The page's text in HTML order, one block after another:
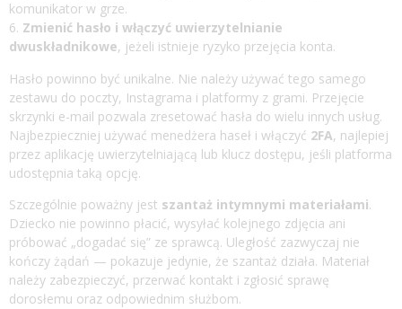
komunikator w grze.
Zmienić hasło i włączyć uwierzytelnianie
dwuskładnikowe, jeżeli istnieje ryzyko przejęcia konta.
Hasło powinno być unikalne. Nie należy używać tego samego
zestawu do poczty, Instagrama i platformy z grami. Przejęcie
skrzynki e-mail pozwala zresetować hasła do wielu innych usług.
Najbezpieczniej używać menedżera haseł i włączyć 2FA, najlepiej
przez aplikację uwierzytelniającą lub klucz dostępu, jeśli platforma
udostępnia taką opcję.
Szczególnie poważny jest szantaż intymnymi materiałami.
Dziecko nie powinno płacić, wysyłać kolejnego zdjęcia ani
próbować „dogadać się” ze sprawcą. Uległość zazwyczaj nie
kończy żądań — pokazuje jedynie, że szantaż działa. Materiał
należy zabezpieczyć, przerwać kontakt i zgłosić sprawę
dorosłemu oraz odpowiednim służbom.